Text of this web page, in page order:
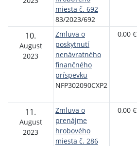
miesta č. 692
83/2023/692
10.
August
2023
Zmluva o
poskytnutí
nenávratného
finančného
príspevku
NFP302090CXP2
0,00 €
11.
August
2023
Zmluva o
prenájme
hrobového
miesta č. 286
0,00 €